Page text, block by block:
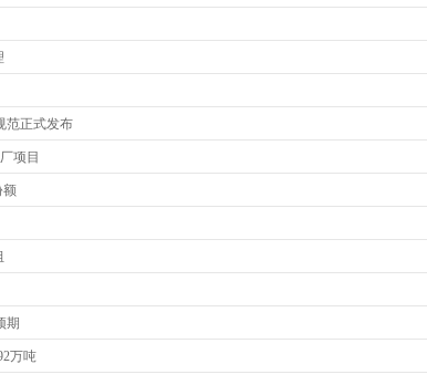
范正式发布
项目
额
期
万吨